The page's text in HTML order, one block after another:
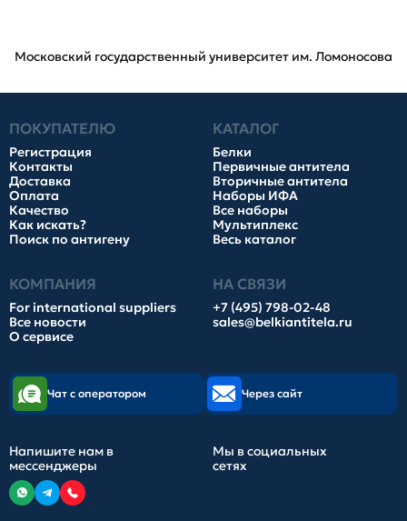
Московский государственный университет им. Ломоносова
ПОКУПАТЕЛЮ
Регистрация
Контакты
Доставка
Оплата
Качество
Как искать?
Поиск по антигену
КАТАЛОГ
Белки
Первичные антитела
Вторичные антитела
Наборы ИФА
Все наборы
Мультиплекс
Весь каталог
КОМПАНИЯ
For international suppliers
Все новости
О сервисе
НА СВЯЗИ
+7 (495) 798-02-48
sales@belkiantitela.ru
Чат с оператором Через сайт
Напишите нам в
мессенджеры
Мы в социальных
сетях